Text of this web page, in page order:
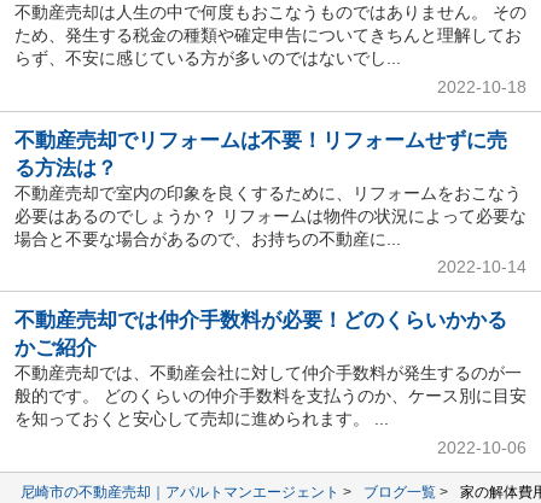
不動産売却は人生の中で何度もおこなうものではありません。 その
ため、発生する税金の種類や確定申告についてきちんと理解してお
らず、不安に感じている方が多いのではないでし...
2022-10-18
不動産売却でリフォームは不要！リフォームせずに売
る方法は？
不動産売却で室内の印象を良くするために、リフォームをおこなう
必要はあるのでしょうか？ リフォームは物件の状況によって必要な
場合と不要な場合があるので、お持ちの不動産に...
2022-10-14
不動産売却では仲介手数料が必要！どのくらいかかる
かご紹介
不動産売却では、不動産会社に対して仲介手数料が発生するのが一
般的です。 どのくらいの仲介手数料を支払うのか、ケース別に目安
を知っておくと安心して売却に進められます。 ...
2022-10-06
尼崎市の不動産売却｜アパルトマンエージェント ブログ一覧 家の解体費